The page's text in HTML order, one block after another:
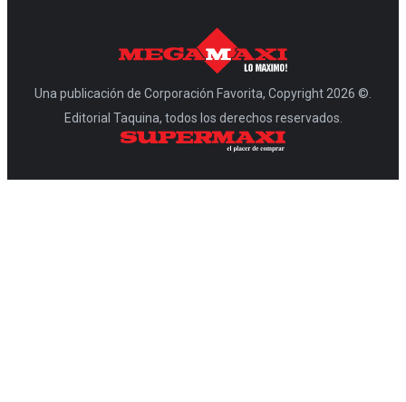
Una publicación de Corporación Favorita, Copyright 2026 ©.
Editorial Taquina, todos los derechos reservados.